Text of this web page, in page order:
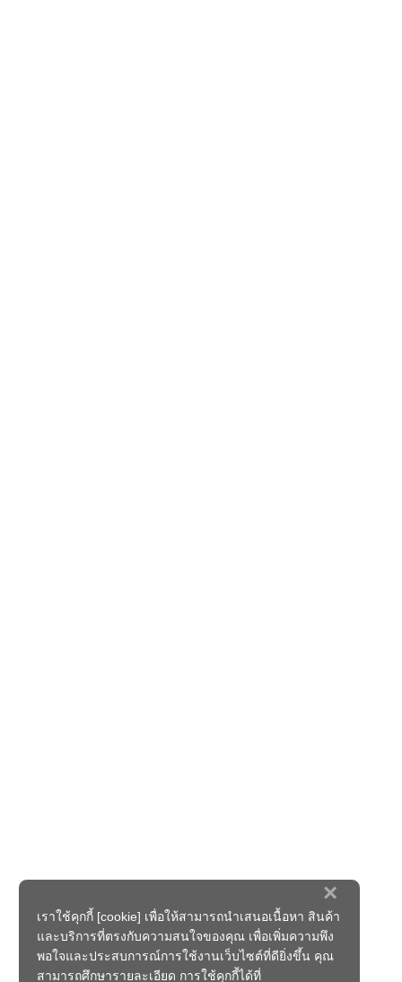
×
เราใช้คุกกี้ [cookie] เพื่อให้สามารถนำเสนอเนื้อหา สินค้า
และบริการที่ตรงกับความสนใจของคุณ เพื่อเพิ่มความพึง
พอใจและประสบการณ์การใช้งานเว็บไซต์ที่ดียิ่งขึ้น คุณ
สามารถศึกษารายละเอียด การใช้คุกกี้ได้ที่